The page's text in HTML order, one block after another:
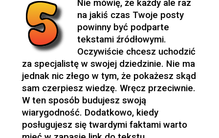
Nie mówię, że każdy ale raz
na jakiś czas Twoje posty
powinny być podparte
tekstami źródłowymi.
Oczywiście chcesz uchodzić
za specjalistę w swojej dziedzinie. Nie ma
jednak nic złego w tym, że pokażesz skąd
sam czerpiesz wiedzę. Wręcz przeciwnie.
W ten sposób budujesz swoją
wiarygodność. Dodatkowo, kiedy
posługujesz się twardymi faktami warto